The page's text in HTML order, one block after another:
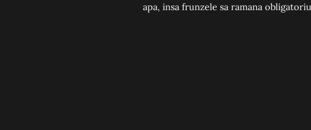
apa, insa frunzele sa ramana